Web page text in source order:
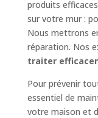
produits
sur votre mur :
Nous mettrons
réparation. Nos
traiter
Pour prévenir
essentiel de
votre maison et